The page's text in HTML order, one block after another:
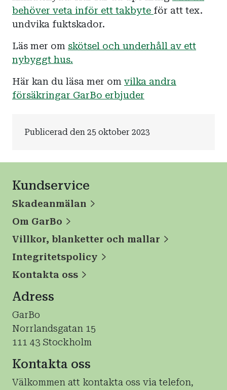
behöver veta inför ett takbyte för att tex.
undvika fuktskador.
Läs mer om skötsel och underhåll av ett
nybyggt hus.
Här kan du läsa mer om vilka andra
försäkringar GarBo erbjuder
Publicerad den 25 oktober 2023
Kundservice
Skadeanmälan
Om GarBo
Villkor, blanketter och mallar
Integritetspolicy
Kontakta oss
Adress
GarBo
Norrlandsgatan 15
111 43 Stockholm
Kontakta oss
Välkommen att kontakta oss via telefon,